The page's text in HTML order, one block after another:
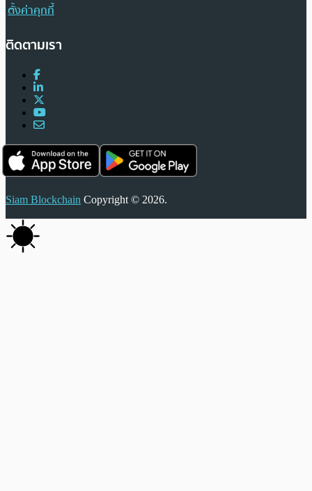
ตั้งค่าคุกกี้
ติดตามเรา
Siam Blockchain Copyright © 2026.